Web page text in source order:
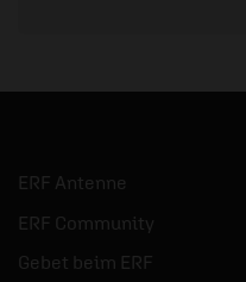
ERF Antenne
ERF Community
Gebet beim ERF